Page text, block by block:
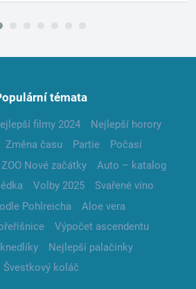
témata
filmy 2024
Nejlepší horory
Změna času Partie
Počasí
ZOO Nové začátky
Auto – katalog
Volby 2025
Svařené víno
Pohlreicha
Aloe vera
Výpočet ascendentu
Nejlepší palačinky
Švestkový koláč